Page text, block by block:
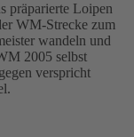
präparierte Loipen
WM-Strecke zum
wandeln und
2005 selbst
verspricht